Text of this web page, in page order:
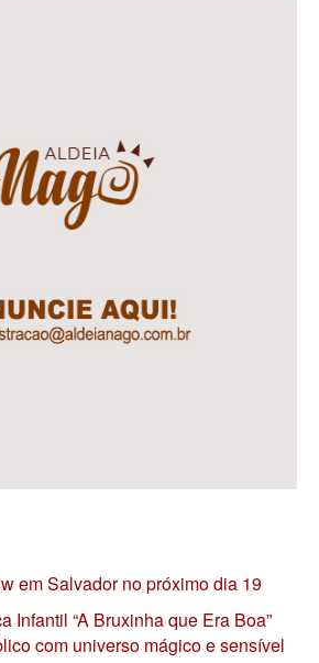
em Salvador no próximo dia 19
Infantil “A Bruxinha que Era Boa”
com universo mágico e sensível